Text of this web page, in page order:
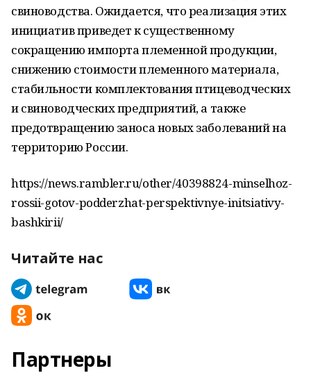
свиноводства. Ожидается, что реализация этих
инициатив приведет к существенному
сокращению импорта племенной продукции,
снижению стоимости племенного материала,
стабильности комплектования птицеводческих
и свиноводческих предприятий, а также
предотвращению заноса новых заболеваний на
территорию России.
https://news.rambler.ru/other/40398824-minselhoz-
rossii-gotov-podderzhat-perspektivnye-initsiativy-
bashkirii/
Читайте нас
Партнеры